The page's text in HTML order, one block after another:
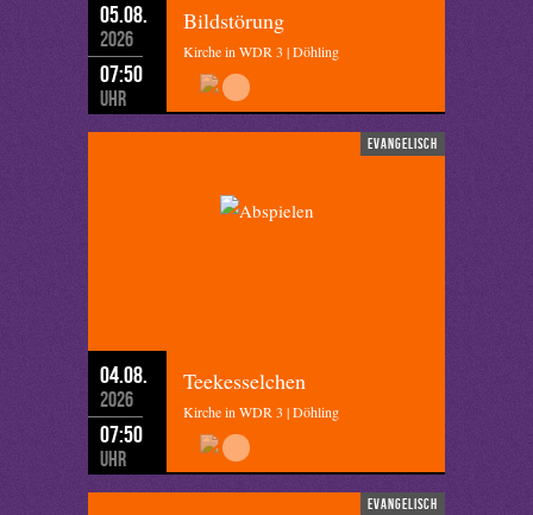
05.08.
2026
07:50
Uhr
Bildstörung
Kirche in WDR 3 | Döhling
evangelisch
04.08.
2026
07:50
Uhr
Teekesselchen
Kirche in WDR 3 | Döhling
evangelisch